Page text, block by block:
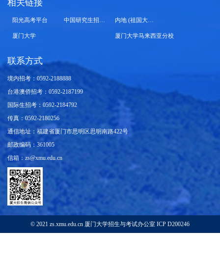
相关链接
阳光高考平台 中国研究生招生信息网 内地 (祖国大陆) 高校面向港澳台招生信息网
厦门大学 厦门大学马来西亚分校
联系方式
境内招考：0592-2188888
台港澳侨招考：0592-2187199
国际生招考：0592-2184792
传真：0592-2180256
通信地址：福建省厦门市思明区思明南路422号
邮政编码：361005
信箱：zs@xmu.edu.cn
© 2021 zs.xmu.edu.cn 厦门大学招生与考试办公室 ICP D200246